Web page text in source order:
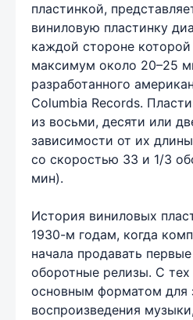
пластинкой,
виниловую пластинку
каждой стороне которой
максимум около 20–25
разработанного
Columbia Records.
из восьми, десяти или
зависимости от их
со скоростью 33 и 1/3
мин).
История виниловых
1930-м годам, когда
начала продавать
оборотные релизы. С
основным форматом для
воспроизведения